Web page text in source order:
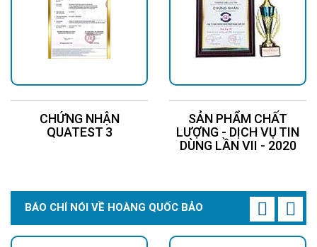
CHỨNG NHẬN
QUATEST 3
SẢN PHẨM CHẤT
LƯỢNG - DỊCH VỤ TIN
DÙNG LẦN VII - 2020
BÁO CHÍ NÓI VỀ HOÀNG QUỐC BẢO